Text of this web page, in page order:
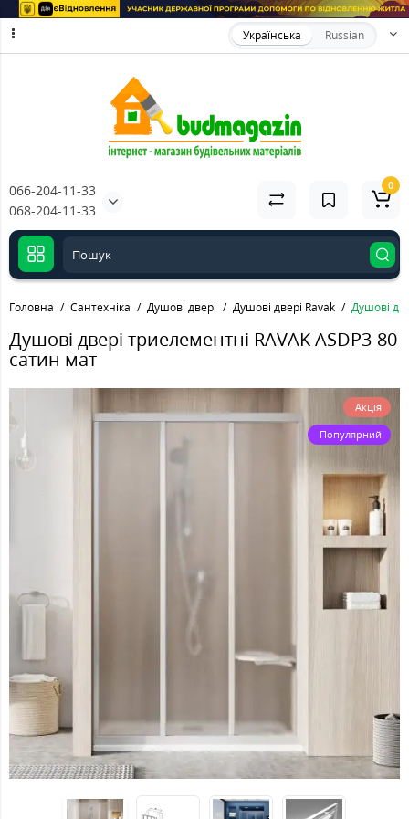
Українська Russian
066-204-11-33
068-204-11-33
0
Головна Сантехніка Душові двері Душові двері Ravak Душові
Душові двері триелементні RAVAK ASDP3-80
сатин мат
Акція
Популярний